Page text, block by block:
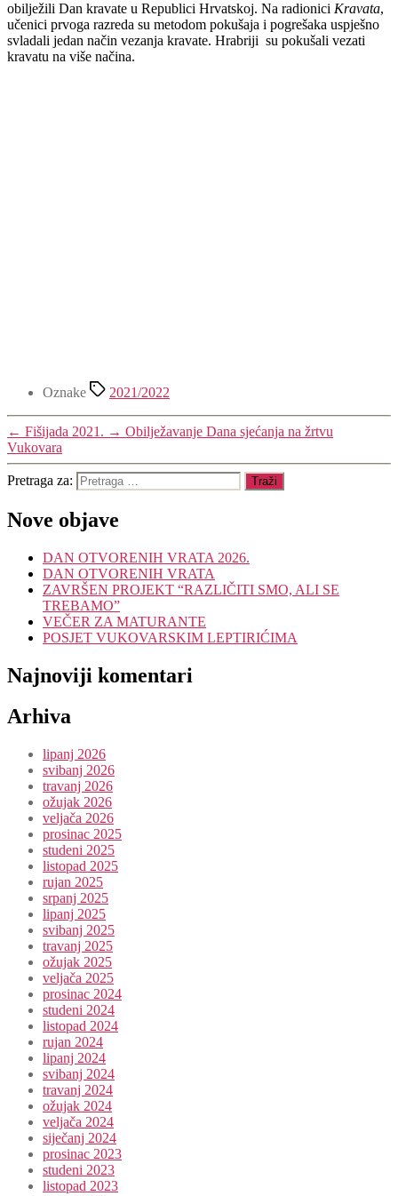
obilježili Dan kravate u Republici Hrvatskoj. Na radionici Kravata,
učenici prvoga razreda su metodom pokušaja i pogrešaka uspješno
svladali jedan način vezanja kravate. Hrabriji su pokušali vezati
kravatu na više načina.
Oznake 2021/2022
← Fišijada 2021. → Obilježavanje Dana sjećanja na žrtvu
Vukovara
Pretraga za:
Nove objave
DAN OTVORENIH VRATA 2026.
DAN OTVORENIH VRATA
ZAVRŠEN PROJEKT “RAZLIČITI SMO, ALI SE
TREBAMO”
VEČER ZA MATURANTE
POSJET VUKOVARSKIM LEPTIRIĆIMA
Najnoviji komentari
Arhiva
lipanj 2026
svibanj 2026
travanj 2026
ožujak 2026
veljača 2026
prosinac 2025
studeni 2025
listopad 2025
rujan 2025
srpanj 2025
lipanj 2025
svibanj 2025
travanj 2025
ožujak 2025
veljača 2025
prosinac 2024
studeni 2024
listopad 2024
rujan 2024
lipanj 2024
svibanj 2024
travanj 2024
ožujak 2024
veljača 2024
siječanj 2024
prosinac 2023
studeni 2023
listopad 2023